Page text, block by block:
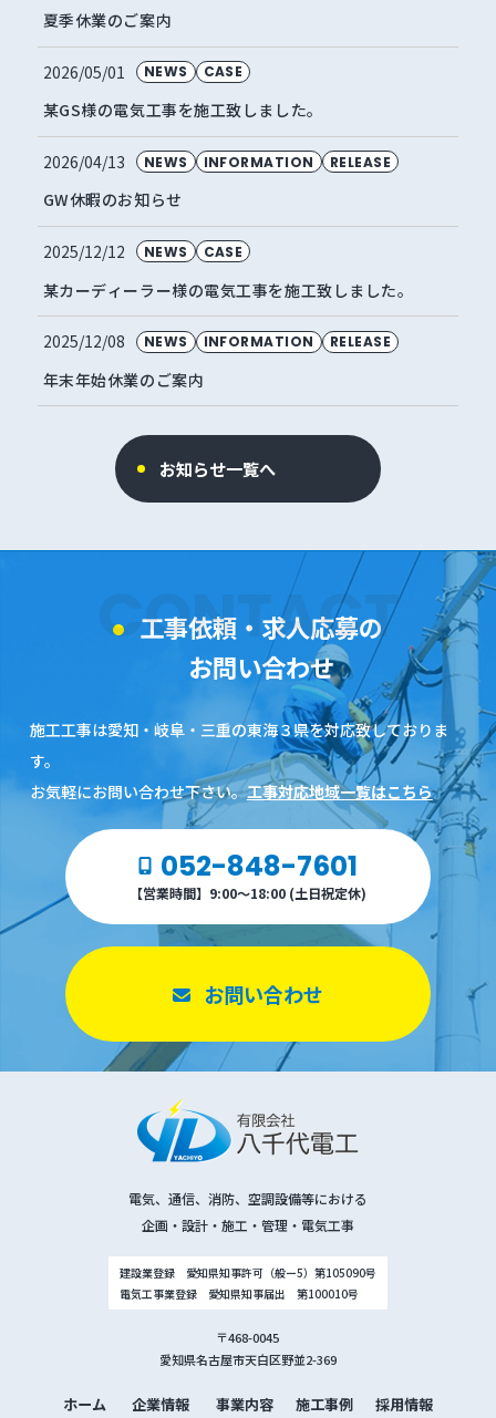
お知らせ一覧へ
夏季休業のご案内
NEWS CASE
2026/05/01
某GS様の電気工事を施工致しました。
NEWS INFORMATION RELEASE
2026/04/13
GW休暇のお知らせ
NEWS CASE
2025/12/12
某カーディーラー様の電気工事を施工致しました。
NEWS INFORMATION RELEASE
2025/12/08
年末年始休業のご案内
工事依頼・求人応募の
お問い合わせ
CONTACT
施工工事は愛知・岐阜・三重の東海３県を対応致しておりま
す。
お気軽にお問い合わせ下さい。工事対応地域一覧はこちら
052-848-7601
【営業時間】9:00～18:00 (土日祝定休)
お問い合わせ
電気、通信、消防、空調設備等における
企画・設計・施工・管理・電気工事
建設業登録 愛知県知事許可（般ー5）第105090号
電気工事業登録 愛知県知事届出 第100010号
〒468-0045
愛知県名古屋市天白区野並2-369
ホーム 企業情報 事業内容 施工事例 採用情報